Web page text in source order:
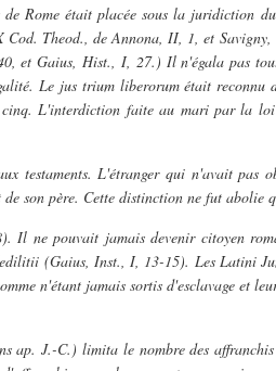
Rome était placée sous la juridiction
Theod., de Annona, II, 1, et
et Gaius, Hist., I, 27.) Il n'égala pas
Le jus trium liberorum était
cinq. L'interdiction faite au mari par la
testaments. L'étranger qui n'avait pas
son père. Cette distinction ne fut abolie
Il ne pouvait jamais devenir citoyen
(Gaius, Inst., I, 13-15). Les Latini
n'étant jamais sortis d'esclavage et
ap. J.-C.) limita le nombre des